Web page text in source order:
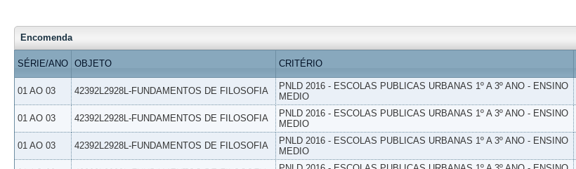
Encomenda
SÉRIE/ANO OBJETO CRITÉRIO
01 AO 03 42392L2928L-FUNDAMENTOS DE FILOSOFIA
PNLD 2016 - ESCOLAS PUBLICAS URBANAS 1º A 3º ANO - ENSINO
MEDIO
01 AO 03 42392L2928L-FUNDAMENTOS DE FILOSOFIA
PNLD 2016 - ESCOLAS PUBLICAS URBANAS 1º A 3º ANO - ENSINO
MEDIO
01 AO 03 42392L2928L-FUNDAMENTOS DE FILOSOFIA
PNLD 2016 - ESCOLAS PUBLICAS URBANAS 1º A 3º ANO - ENSINO
MEDIO